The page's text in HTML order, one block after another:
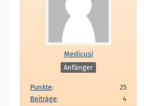
Medicusi
Anfänger
Punkte
25
Beiträge
4